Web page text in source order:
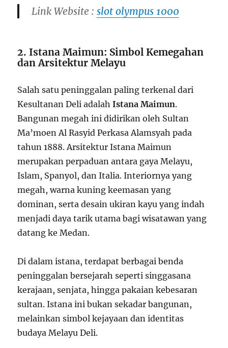
Link Website :slot olympus 1000
2. Istana Maimun: Simbol Kemegahan
dan Arsitektur Melayu
Salah satu peninggalan paling terkenal dari
Kesultanan Deli adalahIstana Maimun.
Bangunan megah ini didirikan oleh Sultan
Ma’moen Al Rasyid Perkasa Alamsyah pada
tahun 1888. Arsitektur Istana Maimun
merupakan perpaduan antara gaya Melayu,
Islam, Spanyol, dan Italia. Interiornya yang
megah, warna kuning keemasan yang
dominan, serta desain ukiran kayu yang indah
menjadi daya tarik utama bagi wisatawan yang
datang ke Medan.
Di dalam istana, terdapat berbagai benda
peninggalan bersejarah seperti singgasana
kerajaan, senjata, hingga pakaian kebesaran
sultan. Istana ini bukan sekadar bangunan,
melainkan simbol kejayaan dan identitas
budaya Melayu Deli.